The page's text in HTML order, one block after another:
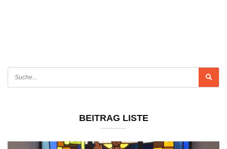
BEITRAG LISTE